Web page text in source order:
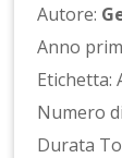
Autore:
Anno
Etichetta:
Numero
Durata